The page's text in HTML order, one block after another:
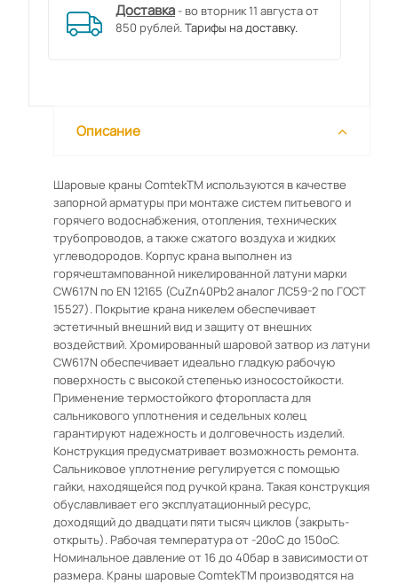
Доставка - во вторник 11 августа от
850 рублей.Тарифы на доставку.
Описание
Шаровые краны ComtekТМ используются в качестве
запорной арматуры при монтаже систем питьевого и
горячего водоснабжения, отопления, технических
трубопроводов, а также сжатого воздуха и жидких
углеводородов. Корпус крана выполнен из
горячештампованной никелированной латуни марки
CW617N по EN 12165 (CuZn40Pb2 аналог ЛС59-2 по ГОСТ
15527). Покрытие крана никелем обеспечивает
эстетичный внешний вид и защиту от внешних
воздействий. Хромированный шаровой затвор из латуни
CW617N обеспечивает идеально гладкую рабочую
поверхность с высокой степенью износостойкости.
Применение термостойкого фторопласта для
сальникового уплотнения и седельных колец
гарантируют надежность и долговечность изделий.
Конструкция предусматривает возможность ремонта.
Сальниковое уплотнение регулируется с помощью
гайки, находящейся под ручкой крана. Такая конструкция
обуславливает его эксплуатационный ресурс,
доходящий до двадцати пяти тысяч циклов (закрыть-
открыть). Рабочая температура от -20оС до 150оС.
Номинальное давление от 16 до 40бар в зависимости от
размера. Краны шаровые ComtekТМ производятся на